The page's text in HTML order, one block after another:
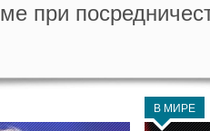
при
В МИРЕ